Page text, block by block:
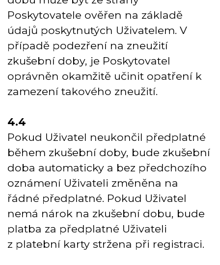
Poskytovatele ověřen na základě
údajů poskytnutých Uživatelem. V
případě podezření na zneužití
zkušební doby, je Poskytovatel
oprávněn okamžitě učinit opatření k
zamezení takového zneužití.
4.4
Pokud Uživatel neukončil předplatné
během zkušební doby, bude zkušební
doba automaticky a bez předchozího
oznámení Uživateli změněna na
řádné předplatné. Pokud Uživatel
nemá nárok na zkušební dobu, bude
platba za předplatné Uživateli
z platební karty stržena při registraci.